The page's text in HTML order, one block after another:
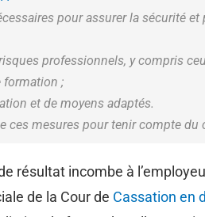
pour assurer la sécurité et
professionnels, y compris
formation ;
et de moyens adaptés.
ces mesures pour tenir compte
résultat incombe à
de la Cour de Cassation en